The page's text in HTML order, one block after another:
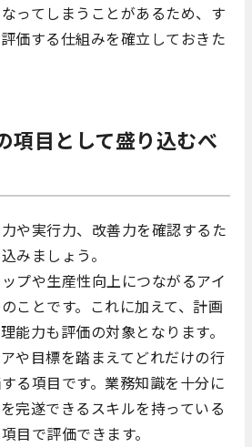
ってしまうことがあるため、す
価する仕組みを確立しておきた
項目として盛り込むべ
や実行力、改善力を確認するた
みましょう。
プや生産性向上につながるアイ
ことです。これに加えて、計画
能力も評価の対象となります。
や目標を踏まえてどれだけの行
る項目です。業務知識を十分に
完遂できるスキルを持っている
目で評価できます。